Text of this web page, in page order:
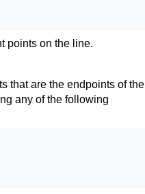
points on the line.
that are the endpoints of the
any of the following